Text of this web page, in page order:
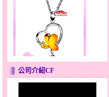
心之舞～金銀鋼套鍊
公司介紹CF